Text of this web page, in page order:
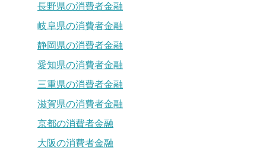
長野県の消費者金融
岐阜県の消費者金融
静岡県の消費者金融
愛知県の消費者金融
三重県の消費者金融
滋賀県の消費者金融
京都の消費者金融
大阪の消費者金融